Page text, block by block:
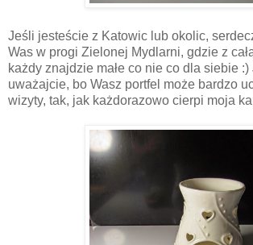
Jeśli jesteście z Katowic lub okolic,
Was w progi Zielonej Mydlarni, gdzie z
każdy znajdzie małe co nie co dla siebie :)
uważajcie, bo Wasz portfel może bardzo
wizyty, tak, jak każdorazowo cierpi moja